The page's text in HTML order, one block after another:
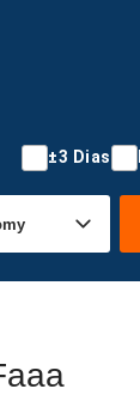
±3 Dias